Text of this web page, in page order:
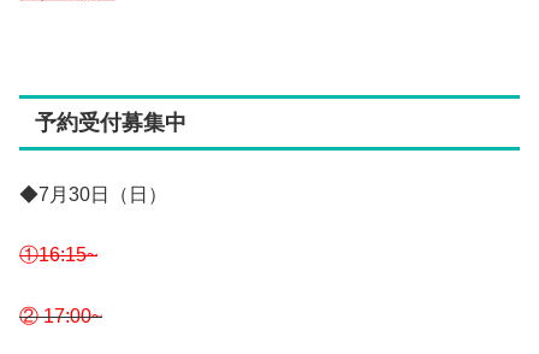
予約受付募集中
◆7月30日（日）
①16:15~
② 17:00~